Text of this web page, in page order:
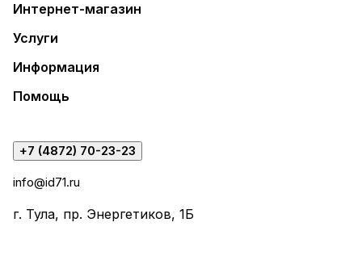
Интернет-магазин
Услуги
Информация
Помощь
+7 (4872) 70-23-23
info@id71.ru
г. Тула, пр. Энергетиков, 1Б